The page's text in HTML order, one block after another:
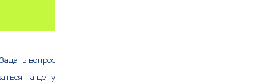
вопрос
на цену